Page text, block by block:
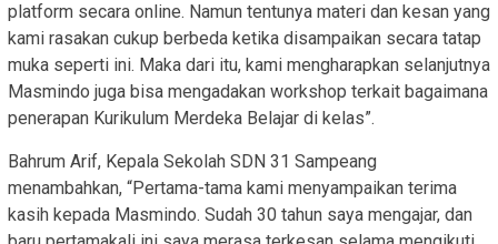
platform secara online. Namun tentunya materi dan kesan yang
kami rasakan cukup berbeda ketika disampaikan secara tatap
muka seperti ini. Maka dari itu, kami mengharapkan selanjutnya
Masmindo juga bisa mengadakan workshop terkait bagaimana
penerapan Kurikulum Merdeka Belajar di kelas”.
Bahrum Arif, Kepala Sekolah SDN 31 Sampeang
menambahkan, “Pertama-tama kami menyampaikan terima
kasih kepada Masmindo. Sudah 30 tahun saya mengajar, dan